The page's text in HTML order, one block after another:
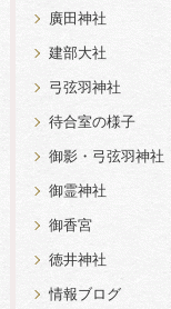
廣田神社
建部大社
弓弦羽神社
待合室の様子
御影・弓弦羽神社
御霊神社
御香宮
徳井神社
情報ブログ